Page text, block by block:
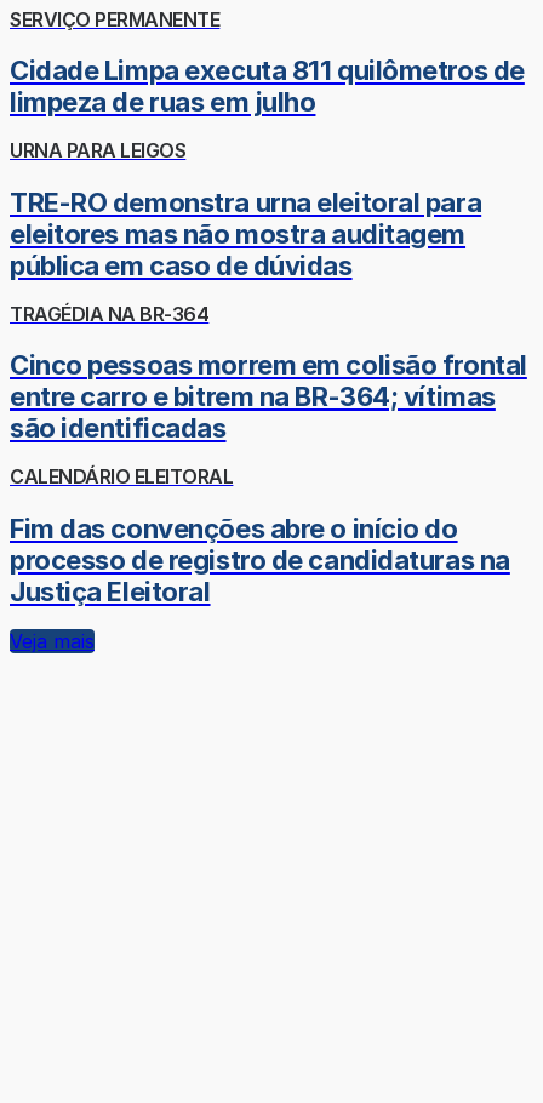
SERVIÇO PERMANENTE
Cidade Limpa executa 811 quilômetros de
limpeza de ruas em julho
URNA PARA LEIGOS
TRE-RO demonstra urna eleitoral para
eleitores mas não mostra auditagem
pública em caso de dúvidas
TRAGÉDIA NA BR-364
Cinco pessoas morrem em colisão frontal
entre carro e bitrem na BR-364; vítimas
são identificadas
CALENDÁRIO ELEITORAL
Fim das convenções abre o início do
processo de registro de candidaturas na
Justiça Eleitoral
Veja mais